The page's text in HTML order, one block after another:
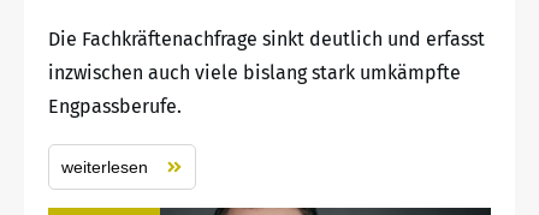
Die Fachkräftenachfrage sinkt deutlich und erfasst
inzwischen auch viele bislang stark umkämpfte
Engpassberufe.
weiterlesen